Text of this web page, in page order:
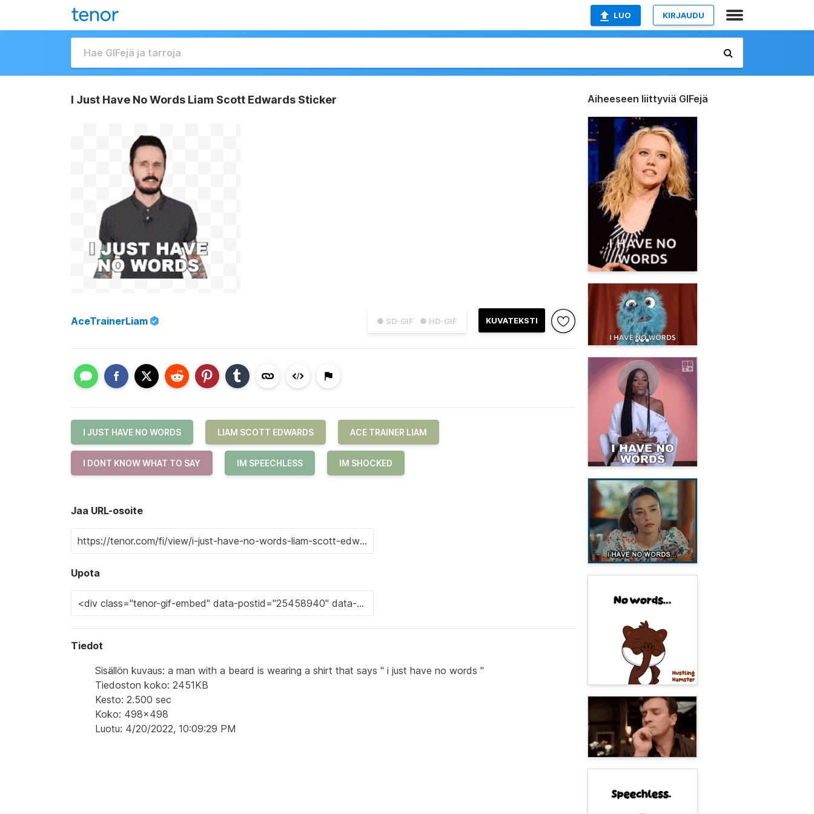
LUO KIRJAUDU
I Just Have No Words Liam Scott Edwards Sticker
● SD-GIF ● HD-GIF KUVATEKSTI
AceTrainerLiam
I JUST HAVE NO WORDS LIAM SCOTT EDWARDS ACE TRAINER LIAM
I DONT KNOW WHAT TO SAY IM SPEECHLESS IM SHOCKED
Jaa URL-osoite
Upota
Tiedot
Sisällön kuvaus: a man with a beard is wearing a shirt that says " i just have no words "
Tiedoston koko: 2451KB
Kesto: 2.500 sec
Koko: 498x498
Luotu: 4/20/2022, 10:09:29 PM
Aiheeseen liittyviä GIFejä